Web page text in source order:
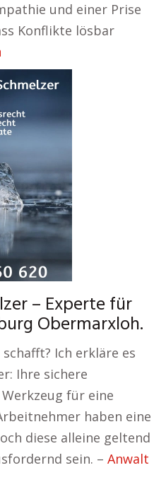
und einer Prise
Konflikte lösbar
– Experte für
Obermarxloh.
Ich erkläre es
Ihre sichere
für eine
haben eine
diese alleine geltend
sein. – Anwalt